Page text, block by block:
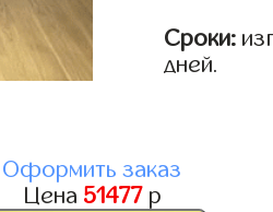
Сроки:
дней.
Оформить заказ
Цена 51477р